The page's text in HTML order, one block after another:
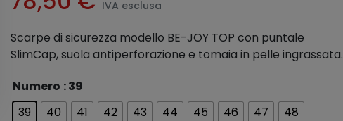
IVA esclusa
Scarpe di sicurezza modello BE-JOY TOP con puntale
SlimCap, suola antiperforazione e tomaia in pelle ingrassata.
Numero : 39
39
40 41 42 43 44 45 46 47 48
A
lt